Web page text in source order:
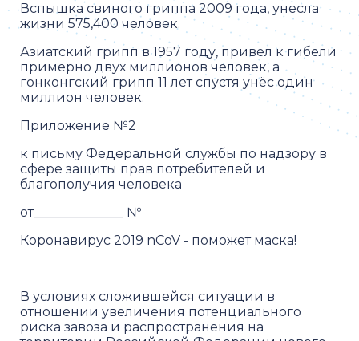
Вспышка свиного гриппа 2009 года, унесла
жизни 575,400 человек.
Азиатский грипп в 1957 году, привёл к гибели
примерно двух миллионов человек, а
гонконгский грипп 11 лет спустя унёс один
миллион человек.
Приложение №2
к письму Федеральной службы по надзору в
сфере защиты прав потребителей и
благополучия человека
от______________ №
Коронавирус 2019 nCoV - поможет маска!
В условиях сложившейся ситуации в
отношении увеличения потенциального
риска завоза и распространения на